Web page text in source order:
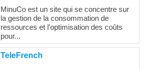
MinuCo est un site qui se concentre sur
la gestion de la consommation de
ressources et l'optimisation des coûts
pour...
TeleFrench